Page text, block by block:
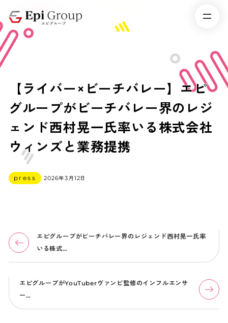
【ライバー×ビーチバレー】エピ
グループがビーチバレー界のレジ
ェンド西村晃一氏率いる株式会社
ウィンズと業務提携
投稿日
2026年3月12日
カテゴリー
press
エピグループがビーチバレー界のレジェンド西村晃一氏率
いる株式…
エピグループがYouTuberヴァンビ監修のインフルエンサ
ー…